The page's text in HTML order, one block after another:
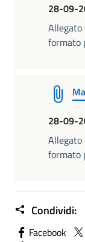
28-09-
Allegato
formato
28-09-
Allegato
formato
Condividi:
Facebook